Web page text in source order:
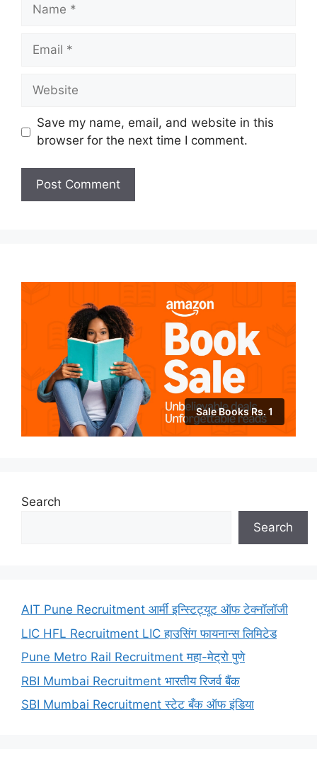
Email
Website
Save my name, email, and website in this
browser for the next time I comment.
Sale Books Rs. 1
Search
Search
AIT Pune Recruitment आर्मी इन्स्टिट्यूट ऑफ टेक्नॉलॉजी
LIC HFL Recruitment LIC हाउसिंग फायनान्स लिमिटेड
Pune Metro Rail Recruitment महा-मेट्रो पुणे
RBI Mumbai Recruitment भारतीय रिजर्व बैंक
SBI Mumbai Recruitment स्टेट बँक ऑफ इंडिया